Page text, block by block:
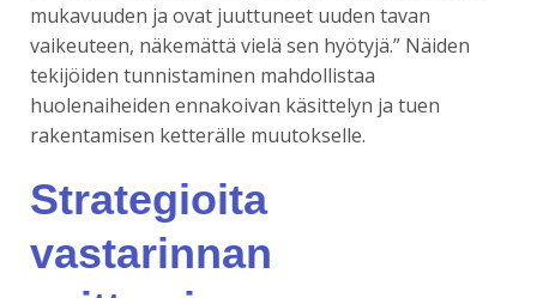
mukavuuden ja ovat juuttuneet uuden tavan
vaikeuteen, näkemättä vielä sen hyötyjä.” Näiden
tekijöiden tunnistaminen mahdollistaa
huolenaiheiden ennakoivan käsittelyn ja tuen
rakentamisen ketterälle muutokselle.
Strategioita
vastarinnan